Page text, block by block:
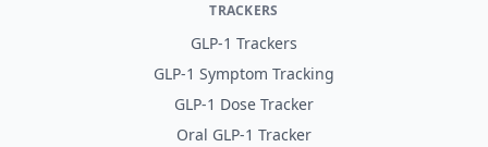
TRACKERS
GLP-1 Trackers
GLP-1 Symptom Tracking
GLP-1 Dose Tracker
Oral GLP-1 Tracker